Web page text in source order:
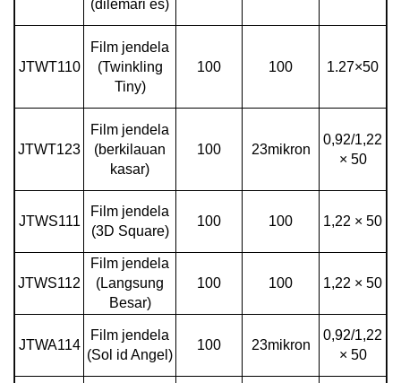
(dilemari es)
JTWT110
Film jendela
(Twinkling
Tiny)
100 100 1.27×50
JTWT123
Film jendela
(berkilauan
kasar)
100 23mikron
0,92/1,22
× 50
JTWS111
Film jendela
(3D Square)
100 100 1,22 × 50
JTWS112
Film jendela
(Langsung
Besar)
100 100 1,22 × 50
JTWA114
Film jendela
(Sol id Angel)
100 23mikron
0,92/1,22
× 50